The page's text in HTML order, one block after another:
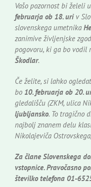
Vašo pozornost bi želeli
februarja ob 18. uriv
slovenskega umetnika
zanimive življenjske
pogovoru, ki ga bo vodil
Škodlar.
Če želite, si lahko
bo 10. februarja ob 20.
gledališču (ZKM, ulica
ljubljansko. To tragično
najbolj znanem delu
Nikolajeviča
Za člane Slovenskega
vstopnice. Pravočasno
številko telefona 01-